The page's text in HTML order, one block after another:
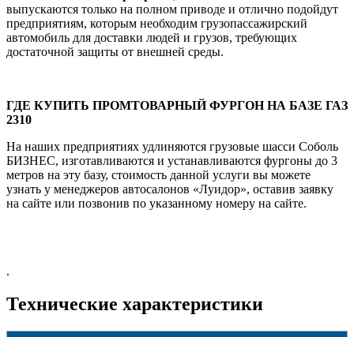
выпускаются только на полном приводе и отлично подойдут
предприятиям, которым необходим грузопассажирский
автомобиль для доставки людей и грузов, требующих
достаточной защиты от внешней среды.
ГДЕ КУПИТЬ ПРОМТОВАРНЫЙ ФУРГОН НА БАЗЕ ГАЗ
2310
На наших предприятиях удлиняются грузовые шасси Соболь
БИЗНЕС, изготавливаются и устанавливаются фургоны до 3
метров на эту базу, стоимость данной услуги вы можете
узнать у менеджеров автосалонов «Луидор», оставив заявку
на сайте или позвонив по указанному номеру на сайте.
.
Технические характеристики